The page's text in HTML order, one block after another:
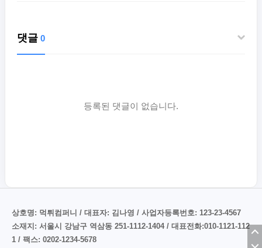
댓글 0
등록된 댓글이 없습니다.
상호명: 먹튀컴퍼니 / 대표자: 김나영 / 사업자등록번호: 123-23-4567
소재지: 서울시 강남구 역삼동 251-1112-1404 / 대표전화:010-1121-112
1 / 팩스: 0202-1234-5678